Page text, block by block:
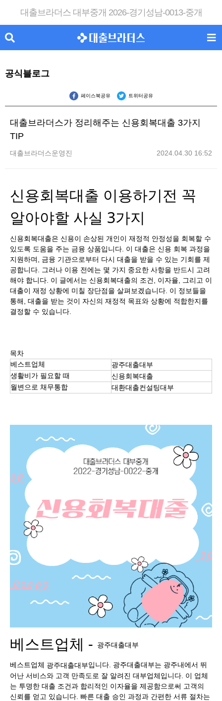
대출브라더스 대부중개 2026-경기성남-0013-중개
공식블로그
페이스북공유 트위터공유
대출브라더스가 정리해주는 신용회복대출 3가지
TIP
대출브라더스운영진 2024.04.30 16:52
신용회복대출 이용하기전 꼭
알아야할 사실 3가지
신용회복대출은 신용이 손상된 개인이 재정적 안정성을 회복할 수
있도록 도움을 주는 금융 상품입니다. 이 대출은 신용 회복 과정을
지원하며, 금융 기관으로부터 다시 대출을 받을 수 있는 기회를 제
공합니다. 그러나 이용 전에는 몇 가지 중요한 사항을 반드시 고려
해야 합니다. 이 글에서는 신용회복대출의 조건, 이자율, 그리고 이
대출이 재정 상황에 미칠 장단점을 살펴보겠습니다. 이 정보들을
통해, 대출을 받는 것이 자신의 재정적 목표와 상황에 적합한지를
결정할 수 있습니다.
목차
베스트업체
광주대출대부
생활비가 필요할 때
신용회복대출
월변으로 채무통합
대환대출컨설팅대부
베스트업체 - 광주대출대부
베스트업체 광주대출대부입니다. 광주대출대부는 광주내에서 뛰
어난 서비스와 고객 만족도로 잘 알려진 대부업체입니다. 이 업체
는 투명한 대출 조건과 합리적인 이자율을 제공함으로써 고객의
신뢰를 얻고 있습니다. 빠른 대출 승인 과정과 간편한 서류 절차는